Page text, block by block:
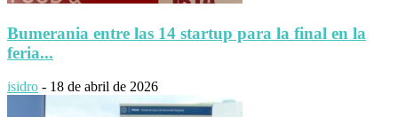
Bumerania entre las 14 startup para la final en la
feria...
isidro - 18 de abril de 2026